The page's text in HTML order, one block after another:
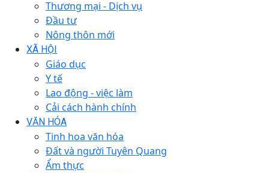
Thương mại - Dịch vụ
Đầu tư
Nông thôn mới
XÃ HỘI
Giáo dục
Y tế
Lao động - việc làm
Cải cách hành chính
VĂN HÓA
Tinh hoa văn hóa
Đất và người Tuyên Quang
Ẩm thực